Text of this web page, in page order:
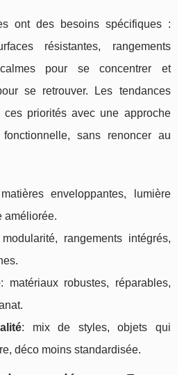
ont des besoins spécifiques :
résistantes, rangements
pour se concentrer et
se retrouver. Les tendances
priorités avec une approche
sans renoncer au
enveloppantes, lumière
améliorée.
rangements intégrés,
: matériaux robustes, réparables,
: mix de styles, objets qui
déco moins standardisée.